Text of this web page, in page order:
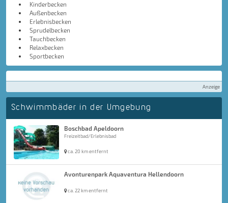
Kinderbecken
Außenbecken
Erlebnisbecken
Sprudelbecken
Tauchbecken
Relaxbecken
Sportbecken
Anzeige
Schwimmbäder in der Umgebung
Boschbad Apeldoorn
Freizeitbad/Erlebnisbad
ca. 20 km entfernt
Avonturenpark Aquaventura Hellendoorn
ca. 22 km entfernt